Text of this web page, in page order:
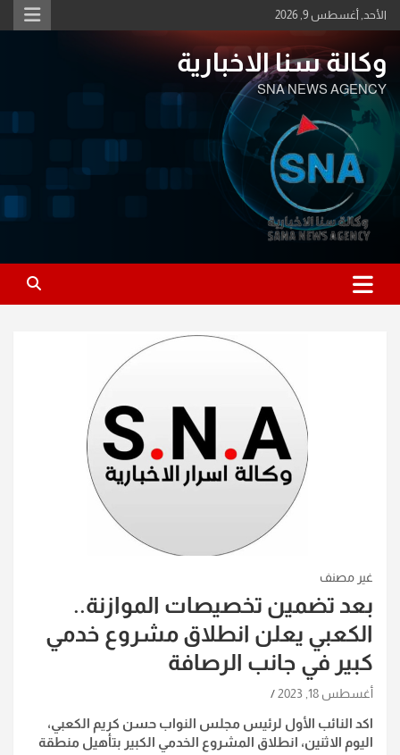
Skip
to
الأحد, أغسطس 9, 2026
وكالة سنا الاخبارية
SNA NEWS AGENCY
غير مصنف
بعد تضمين تخصيصات الموازنة..
الكعبي يعلن انطلاق مشروع خدمي
كبير في جانب الرصافة
أغسطس 18, 2023
اكد النائب الأول لرئيس مجلس النواب حسن كريم الكعبي،
اليوم الاثنين، انطلاق المشروع الخدمي الكبير بتأهيل منطقة